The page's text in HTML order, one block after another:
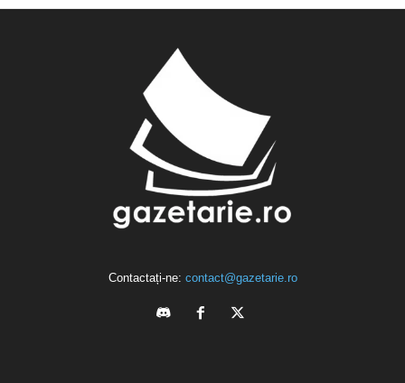
Contactați-ne: contact@gazetarie.ro